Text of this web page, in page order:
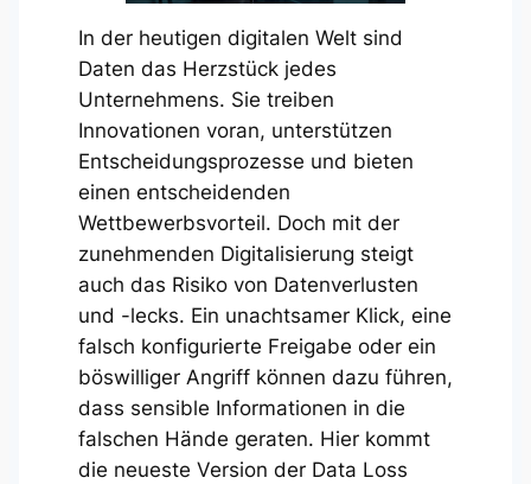
In der heutigen digitalen Welt sind
Daten das Herzstück jedes
Unternehmens. Sie treiben
Innovationen voran, unterstützen
Entscheidungsprozesse und bieten
einen entscheidenden
Wettbewerbsvorteil. Doch mit der
zunehmenden Digitalisierung steigt
auch das Risiko von Datenverlusten
und -lecks. Ein unachtsamer Klick, eine
falsch konfigurierte Freigabe oder ein
böswilliger Angriff können dazu führen,
dass sensible Informationen in die
falschen Hände geraten. Hier kommt
die neueste Version der Data Loss